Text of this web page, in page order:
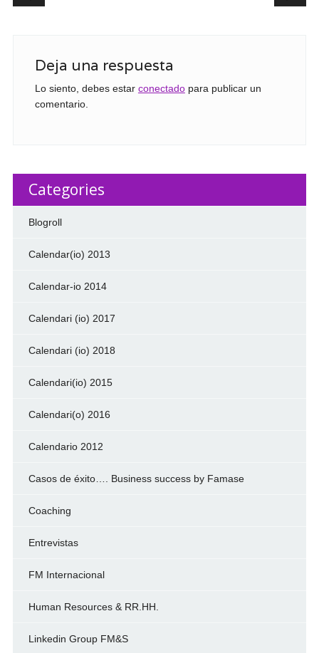
Deja una respuesta
Lo siento, debes estar conectadopara publicar un
comentario.
Categories
Blogroll
Calendar(io) 2013
Calendar-io 2014
Calendari (io) 2017
Calendari (io) 2018
Calendari(io) 2015
Calendari(o) 2016
Calendario 2012
Casos de éxito…. Business success by Famase
Coaching
Entrevistas
FM Internacional
Human Resources & RR.HH.
Linkedin Group FM&S